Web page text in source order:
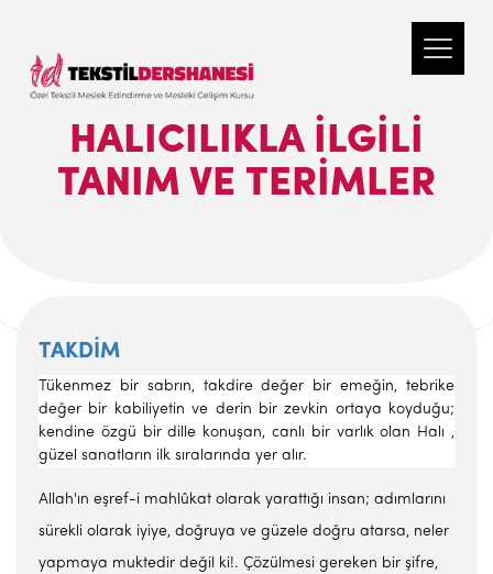
HALICILIKLA İLGILI
TANIM VE TERIMLER
TAKDİM
Tükenmez bir sabrın, takdire değer bir emeğin, tebrike
değer bir kabili­yetin ve derin bir zevkin ortaya koyduğu;
kendine özgü bir dille konuşan, canlı bir varlık olan Halı ,
güzel sanatların ilk sıralarında yer alır.
Allah'ın eşref-i mahlûkat olarak yarattığı insan; adımlarını
sürekli olarak iyiye, doğruya ve güzele doğru atarsa, neler
yapmaya muktedir değil ki!. Çözülmesi gereken bir şifre,